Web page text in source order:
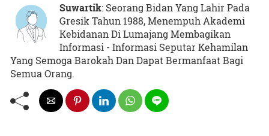
Suwartik: Seorang Bidan Yang Lahir Pada
Gresik Tahun 1988, Menempuh Akademi
Kebidanan Di Lumajang Membagikan
Informasi - Informasi Seputar Kehamilan
Yang Semoga Barokah Dan Dapat Bermanfaat Bagi
Semua Orang.